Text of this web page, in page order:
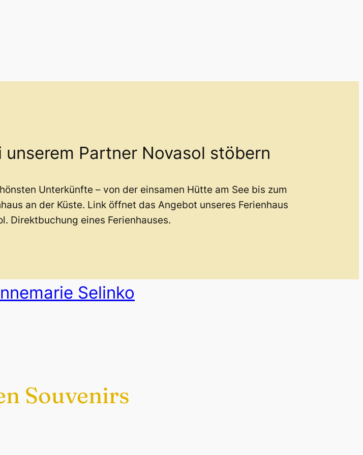
unserem Partner Novasol stöbern
Unterkünfte – von der einsamen Hütte am See bis zum
an der Küste. Link öffnet das Angebot unseres Ferienhaus
Direktbuchung eines Ferienhauses.
Selinko
Souvenirs